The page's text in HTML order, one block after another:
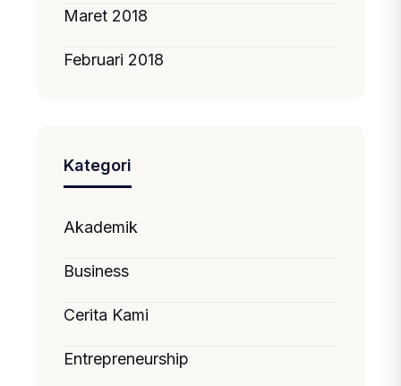
Maret 2018
Februari 2018
Kategori
Akademik
Business
Cerita Kami
Entrepreneurship